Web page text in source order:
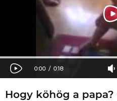
Hogy köhög a papa?